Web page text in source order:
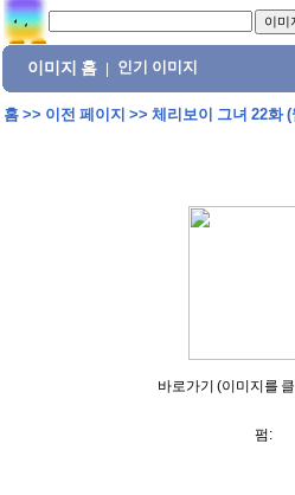
이미지 홈 인기 이미지
홈>> 이전 페이지 >> 체리보이 그녀 22화 (
바로가기 (이미지를
펌: